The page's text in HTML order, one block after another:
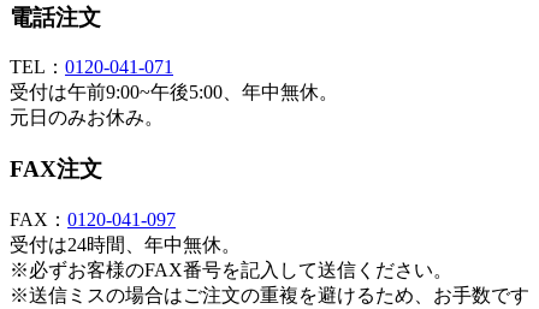
電話注文
TEL： 0120-041-071
受付は午前9:00~午後5:00、年中無休。
元日のみお休み。
FAX注文
FAX： 0120-041-097
受付は24時間、年中無休。
※必ずお客様のFAX番号を記入して送信ください。
※送信ミスの場合はご注文の重複を避けるため、お手数です